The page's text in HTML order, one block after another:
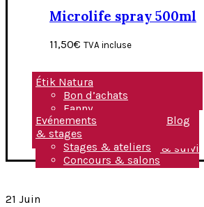
Microlife spray 500ml
11,50€ TVA incluse
Étik Natura
Bon d’achats
Fanny
Valeurs & éthique
Des produits naturels
Expertise, conseils & suivi
Contact & accès
Evénements
& stages
Stages & ateliers
Concours & salons
Blog
21 Juin